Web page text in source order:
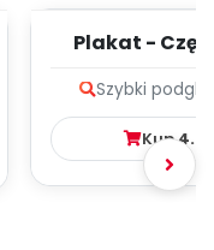
Plakat -
Szybki
Kup